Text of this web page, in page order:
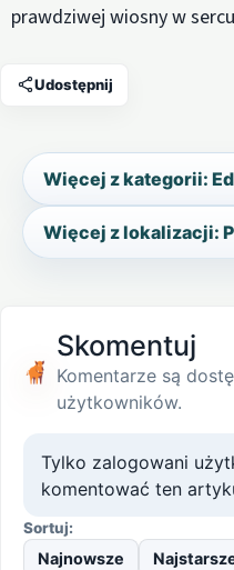
prawdziwej wiosny w
Udostępnij
Więcej z kategorii:
Więcej z lokalizacji:
Skomentuj
Komentarze są
użytkowników.
Tylko zalogowani
komentować ten
Sortuj:
Najnowsze